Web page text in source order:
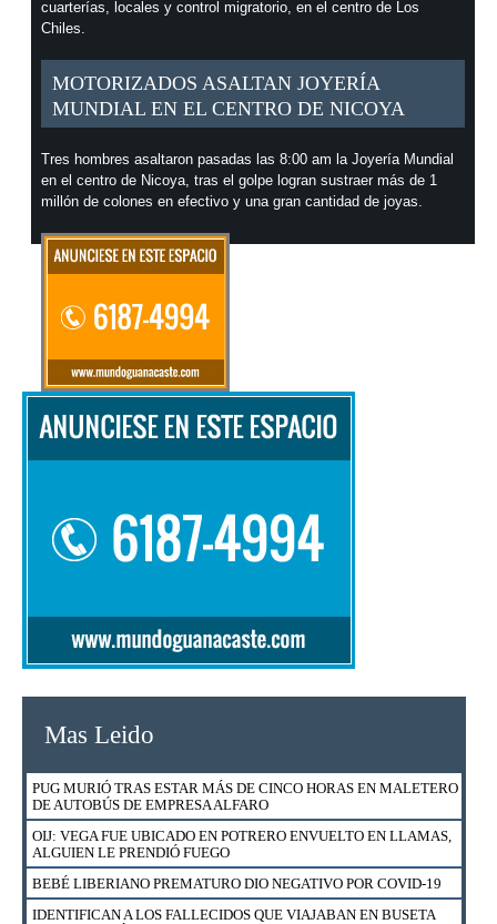
cuarterías, locales y control migratorio, en el centro de Los
Chiles.
MOTORIZADOS ASALTAN JOYERÍA
MUNDIAL EN EL CENTRO DE NICOYA
Tres hombres asaltaron pasadas las 8:00 am la Joyería Mundial
en el centro de Nicoya, tras el golpe logran sustraer más de 1
millón de colones en efectivo y una gran cantidad de joyas.
Mas Leido
PUG MURIÓ TRAS ESTAR MÁS DE CINCO HORAS EN MALETERO
DE AUTOBÚS DE EMPRESA ALFARO
OIJ: VEGA FUE UBICADO EN POTRERO ENVUELTO EN LLAMAS,
ALGUIEN LE PRENDIÓ FUEGO
BEBÉ LIBERIANO PREMATURO DIO NEGATIVO POR COVID-19
IDENTIFICAN A LOS FALLECIDOS QUE VIAJABAN EN BUSETA